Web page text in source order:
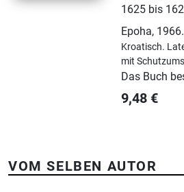
1625 bis
Epoha, 1966.
Kroatisch.
mit
Das Buch
9,48 €
VOM SELBEN AUTOR